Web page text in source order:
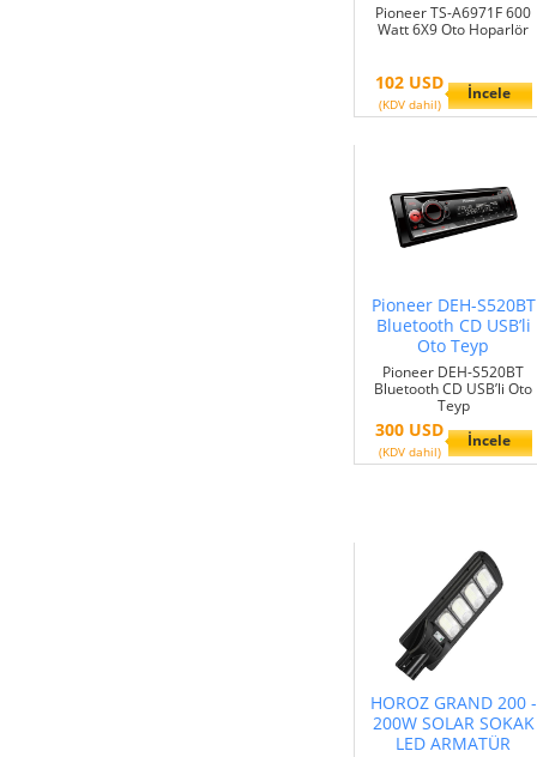
Pioneer TS-A6971F 600
Watt 6X9 Oto Hoparlör
102 USD
(KDV dahil)
İncele
Pioneer DEH-S520BT
Bluetooth CD USB’li
Oto Teyp
Pioneer DEH-S520BT
Bluetooth CD USB’li Oto
Teyp
300 USD
(KDV dahil)
İncele
HOROZ GRAND 200 -
200W SOLAR SOKAK
LED ARMATÜR